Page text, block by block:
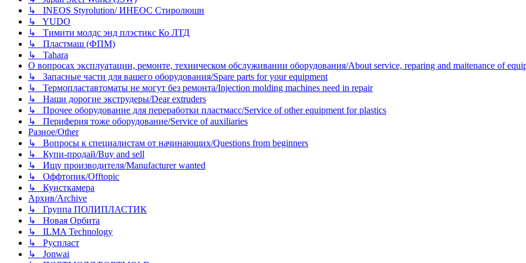
↳ INEOS Styrolution/ ИНЕОС Стиролюшн
↳ YUDO
↳ Тимити молдс энд плэстикс Ко ЛТД
↳ Пластмаш (ФПМ)
↳ Tahara
О вопросах эксплуатации, ремонте, техническом обслуживании оборудования/About service, reparing and maitenance of
↳ Запасные части для вашего оборудования/Spare parts for your equipment
↳ Термопластавтоматы не могут без ремонта/Injection molding machines need in repair
↳ Наши дорогие экструдеры/Dear extruders
↳ Прочее оборудование для переработки пластмасс/Service of other equipment for plastics
↳ Периферия тоже оборудование/Service of auxiliaries
Разное/Other
↳ Вопросы к специалистам от начинающих/Questions from beginners
↳ Купи-продай/Buy and sell
↳ Ищу производителя/Manufacturer wanted
↳ Оффтопик/Offtopic
↳ Кунсткамера
Архив/Archive
↳ Группа ПОЛИПЛАСТИК
↳ Новая Орбита
↳ ILMA Technology
↳ Руспласт
↳ Jonwai